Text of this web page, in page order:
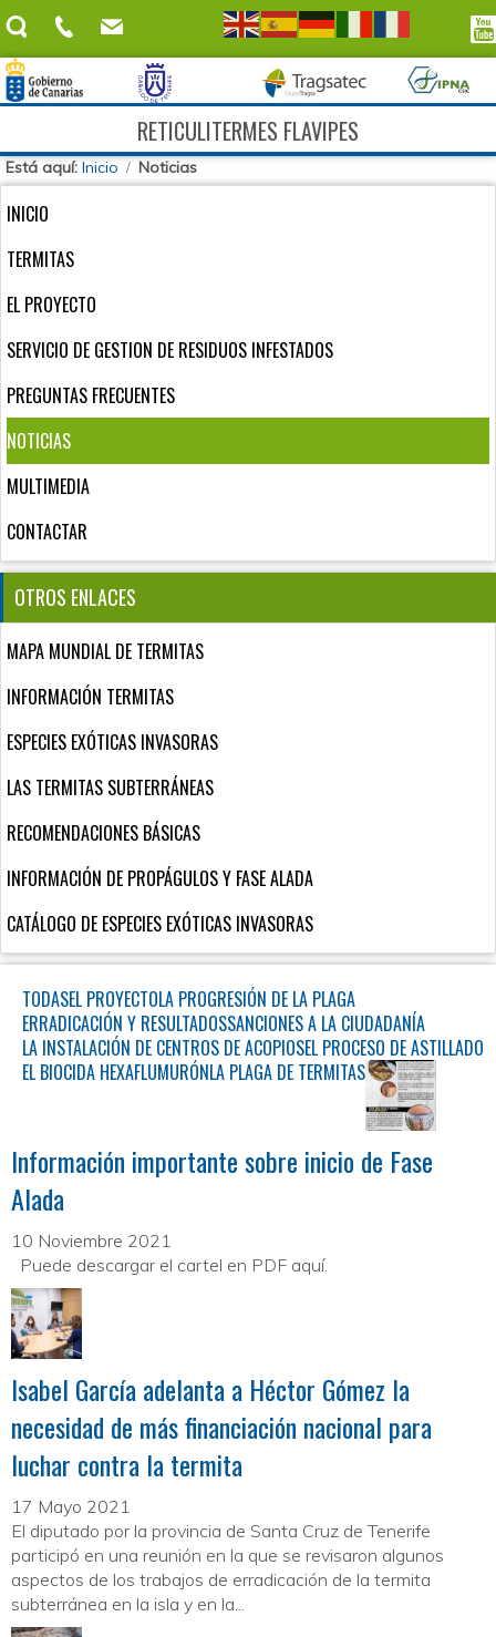
RETICULITERMES FLAVIPES
Está aquí: Inicio Noticias
INICIO
TERMITAS
EL PROYECTO
SERVICIO DE GESTION DE RESIDUOS INFESTADOS
PREGUNTAS FRECUENTES
NOTICIAS
MULTIMEDIA
CONTACTAR
OTROS ENLACES
MAPA MUNDIAL DE TERMITAS
INFORMACIÓN TERMITAS
ESPECIES EXÓTICAS INVASORAS
LAS TERMITAS SUBTERRÁNEAS
RECOMENDACIONES BÁSICAS
INFORMACIÓN DE PROPÁGULOS Y FASE ALADA
CATÁLOGO DE ESPECIES EXÓTICAS INVASORAS
TODASEL PROYECTOLA PROGRESIÓN DE LA PLAGA
ERRADICACIÓN Y RESULTADOSSANCIONES A LA CIUDADANÍA
LA INSTALACIÓN DE CENTROS DE ACOPIOSEL PROCESO DE ASTILLADO
EL BIOCIDA HEXAFLUMURÓNLA PLAGA DE TERMITAS
Información importante sobre inicio de Fase
Alada
10 Noviembre 2021
Puede descargar el cartel en PDF aquí.
Isabel García adelanta a Héctor Gómez la
necesidad de más financiación nacional para
luchar contra la termita
17 Mayo 2021
El diputado por la provincia de Santa Cruz de Tenerife
participó en una reunión en la que se revisaron algunos
aspectos de los trabajos de erradicación de la termita
subterránea en la isla y en la...